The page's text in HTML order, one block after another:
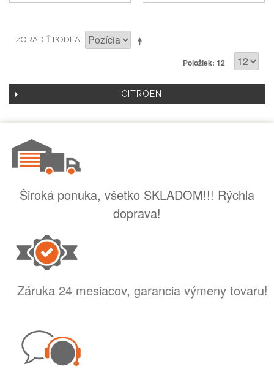
ZORADIŤ PODĽA
Položiek: 12
CITROEN
Široká ponuka, všetko SKLADOM!!! Rýchla
doprava!
Záruka 24 mesiacov, garancia výmeny tovaru!